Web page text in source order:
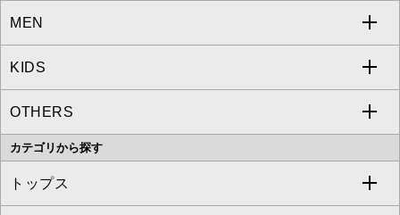
a.v.v
MICHEL KLEIN
MK MICHEL KLEIN
OFUON le MK
MEN
a.v.v
MICHEL KLEIN HOMME
MK MICHEL KLEIN HOMME
KIDS
a.v.v
OTHERS
MK MICHEL KLEIN BAG
カテゴリから探す
トップス